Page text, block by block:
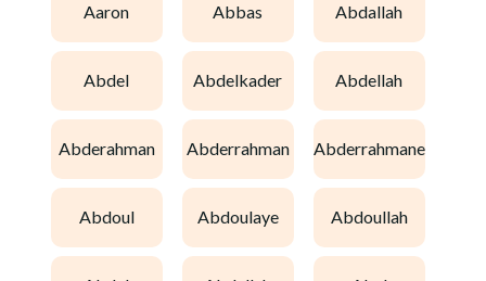
aaron abbas abdallah
abdel abdelkader abdellah
abderahman abderrahman abderrahmane
abdoul abdoulaye abdoullah